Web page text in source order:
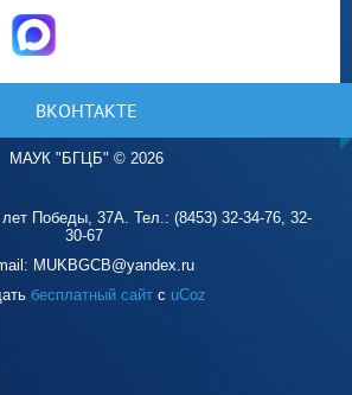
ВКОНТАКТЕ
МАУК "БГЦБ" © 2026
Победы, 37А. Тел.: (8453) 32-34-76, 32-
30-67
MUKBGCB@yandex.ru
бесплатный сайт с uCoz